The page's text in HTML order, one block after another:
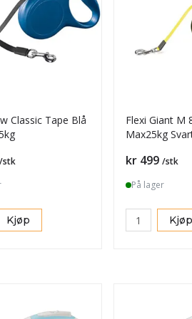
Classic Tape Blå
/stk
Kjøp
Flexi Giant M
Max25kg
Pris
kr 499 /stk
På lager
Kjøp